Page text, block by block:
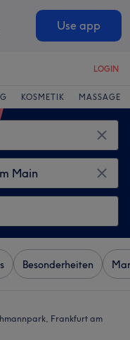
Use app
LOGIN
KOSMETIK MASSAGE
Besonderheiten
Frankfurt am